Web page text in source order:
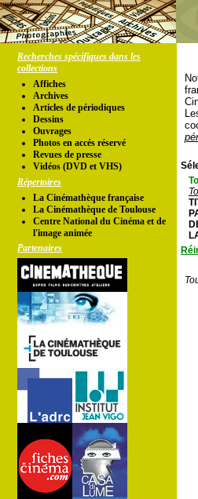
Recherches spécifiques dans les
collections
Affiches
Archives
Articles de périodiques
Dessins
Ouvrages
Photos en accés réservé
Revues de presse
Vidéos (DVD et VHS)
Répertoires
La Cinémathèque française
La Cinémathèque de Toulouse
Centre National du Cinéma et de
l'image animée
Partenaires